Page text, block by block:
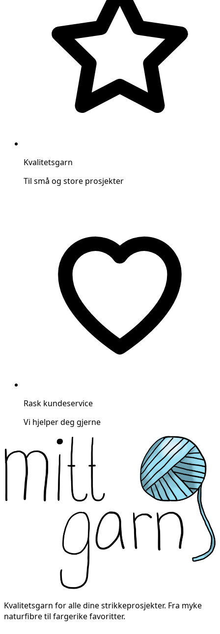
Kvalitetsgarn
Til små og store prosjekter
Rask kundeservice
Vi hjelper deg gjerne
Kvalitetsgarn for alle dine strikkeprosjekter. Fra myke
naturfibre til fargerike favoritter.